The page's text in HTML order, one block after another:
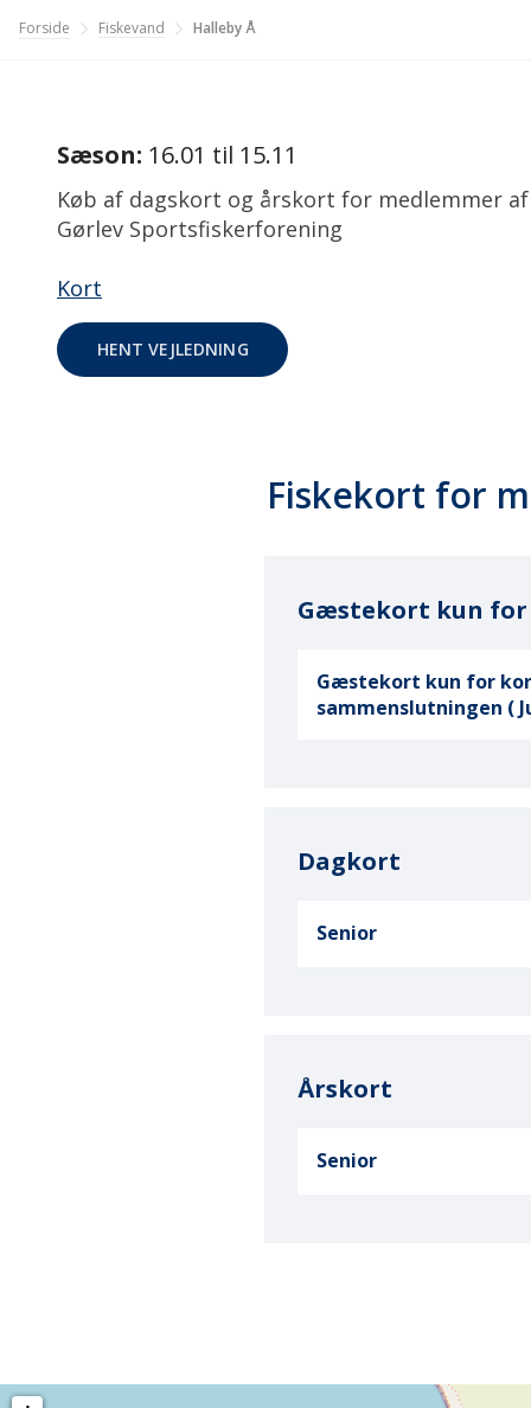
Forside Fiskevand Halleby Å
Sæson: 16.01 til 15.11
Køb af dagskort og årskort for medlemmer
Gørlev Sportsfiskerforening
Kort
HENT VEJLEDNING
Fiskekort for
Gæstekort kun for
Gæstekort kun for
sammenslutningen (
Dagkort
Senior
Årskort
Senior